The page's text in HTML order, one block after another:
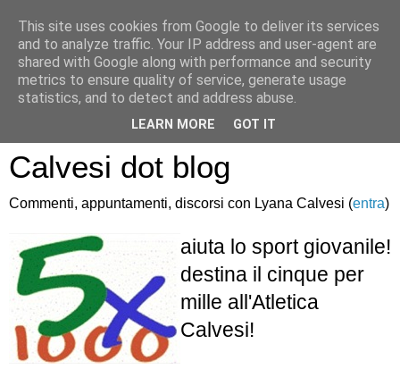
Atletica Sandro
Calvesi dot blog
Commenti, appuntamenti, discorsi con Lyana Calvesi (entra)
aiuta lo sport giovanile!
destina il cinque per
mille all'Atletica
Calvesi!
This site uses cookies from Google to deliver its services
and to analyze traffic. Your IP address and user-agent are
shared with Google along with performance and security
metrics to ensure quality of service, generate usage
statistics, and to detect and address abuse.
LEARN MORE GOT IT